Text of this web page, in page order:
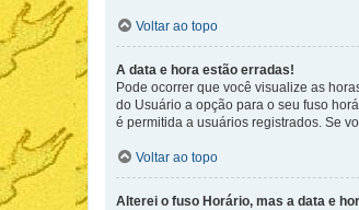
Voltar ao topo
A data e hora estão erradas!
Pode ocorrer que você visualize as
do Usuário a opção para o seu fuso
é permitida a usuários registrados. Se
Voltar ao topo
Alterei o fuso Horário, mas a data e